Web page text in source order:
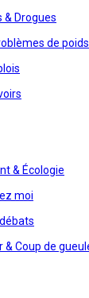
& Drogues
de poids
& Écologie
moi
Coup de